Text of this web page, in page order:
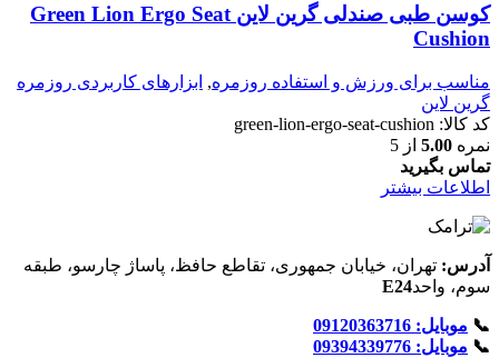
کوسن طبی صندلی گرین لاین Green Lion Ergo Seat
Cushion
مناسب برای ورزش و استفاده روزمره, ابزارهای کاربردی روزمره
گرین لاین
کد کالا: green-lion-ergo-seat-cushion
نمره 5.00 از 5
تماس بگیرید
اطلاعات بیشتر
آدرس: تهران، خیابان جمهوری، تقاطع حافظ، پاساژ چارسو، طبقه
سوم، واحدE24
📞 موبایل: 09120363716
📞 موبایل: 09394339776